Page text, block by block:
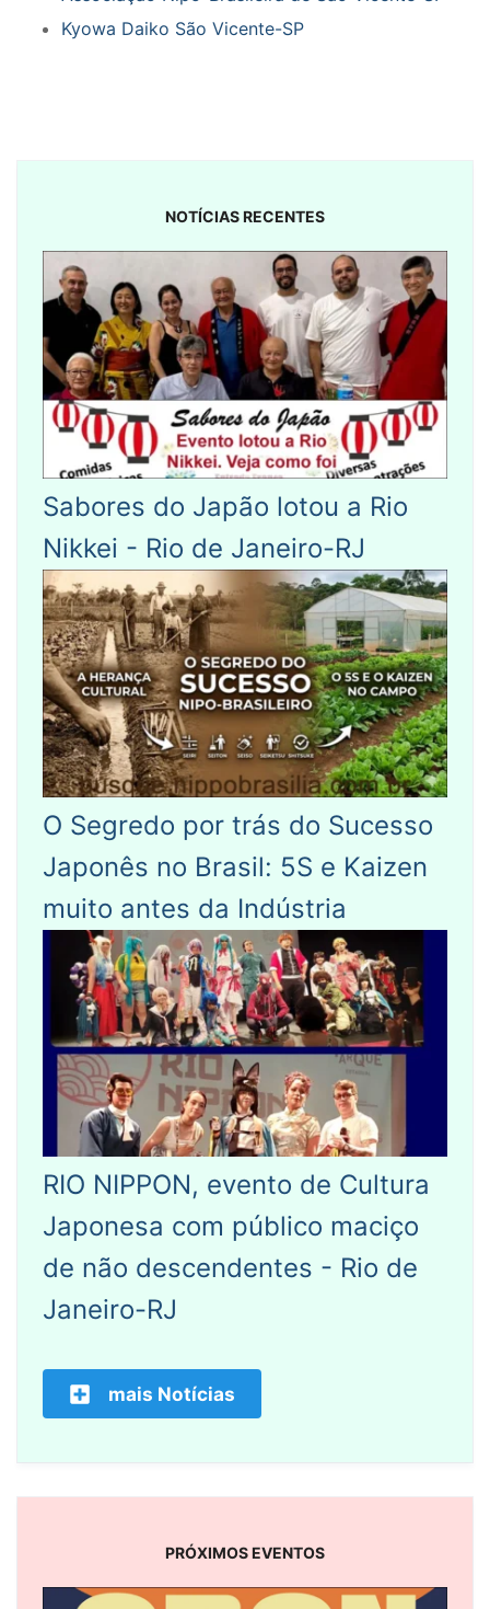
Kyowa Daiko São Vicente-SP
NOTÍCIAS RECENTES
Sabores do Japão lotou a Rio
Nikkei - Rio de Janeiro-RJ
O Segredo por trás do Sucesso
Japonês no Brasil: 5S e Kaizen
muito antes da Indústria
RIO NIPPON, evento de Cultura
Japonesa com público maciço
de não descendentes - Rio de
Janeiro-RJ
mais Notícias
PRÓXIMOS EVENTOS